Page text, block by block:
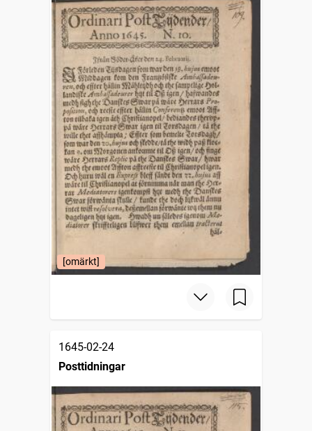
[omärkt]
1645-02-24
Posttidningar